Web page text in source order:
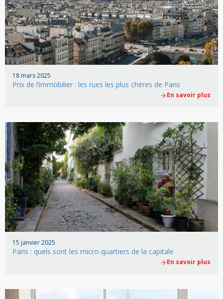
18 mars 2025
Prix de l’immobilier : les rues les plus chères de Paris
En savoir plus
15 janvier 2025
Paris : quels sont les micro-quartiers de la capitale
En savoir plus